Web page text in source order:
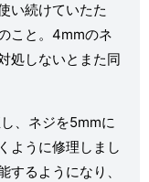
い続けていたた
こと。4mmのネ
処しないとまた同
、ネジを5mmに
ように修理しまし
するようになり、